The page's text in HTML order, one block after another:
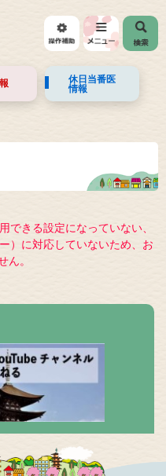
休日当番医
情報
できる設定になっていない、
）に対応していないため、お
ん。